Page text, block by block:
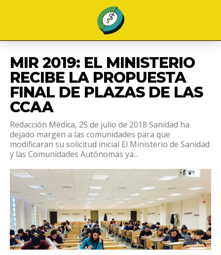
MIR 2019: EL MINISTERIO
RECIBE LA PROPUESTA
FINAL DE PLAZAS DE LAS
CCAA
Redacción Médica, 25 de julio de 2018 Sanidad ha
dejado margen a las comunidades para que
modificaran su solicitud inicial El Ministerio de Sanidad
y las Comunidades Autónomas ya...